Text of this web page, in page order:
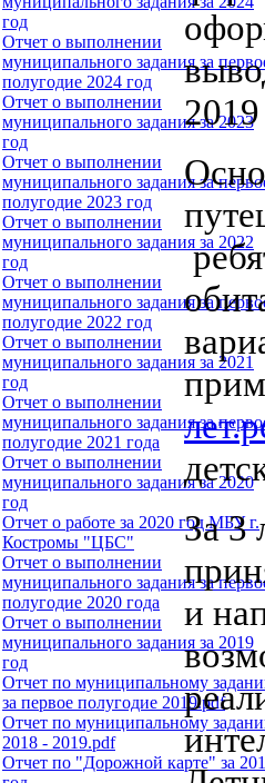
год
Отчет о выполнении
муниципального задания за
полугодие 2024 год
Отчет о выполнении
муниципального задания за 2023
год
Отчет о выполнении
муниципального задания за
полугодие 2023 год
Отчет о выполнении
муниципального задания за 2022
год
Отчет о выполнении
муниципального задания за
полугодие 2022 год
Отчет о выполнении
муниципального задания за 2021
год
Отчет о выполнении
муниципального задания за
полугодие 2021 года
Отчет о выполнении
муниципального задания за 2020
год
Отчет о работе за 2020 год МБУ г.
Костромы "ЦБС"
Отчет о выполнении
муниципального задания за
полугодие 2020 года
Отчет о выполнении
муниципального задания за 2019
год
Отчет по муниципальному
за первое полугодие 2019.pdf
Отчет по муниципальному
2018 - 2019.pdf
Отчет по "Дорожной карте" за
За 3
и